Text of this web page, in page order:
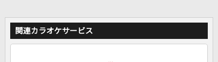
関連カラオケサービス